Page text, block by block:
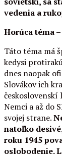
vedenia a
Horúca téma
Táto téma má
kedysi
dnes naopak
Slovákov ich
Nemci a až do
svojej strane.
natoľko
roku 1945
oslobodenie.